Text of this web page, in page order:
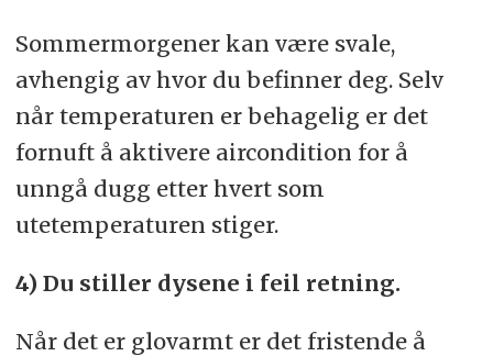
Sommermorgener kan være svale,
avhengig av hvor du befinner deg. Selv
når temperaturen er behagelig er det
fornuft å aktivere aircondition for å
unngå dugg etter hvert som
utetemperaturen stiger.
4) Du stiller dysene i feil retning.
Når det er glovarmt er det fristende å